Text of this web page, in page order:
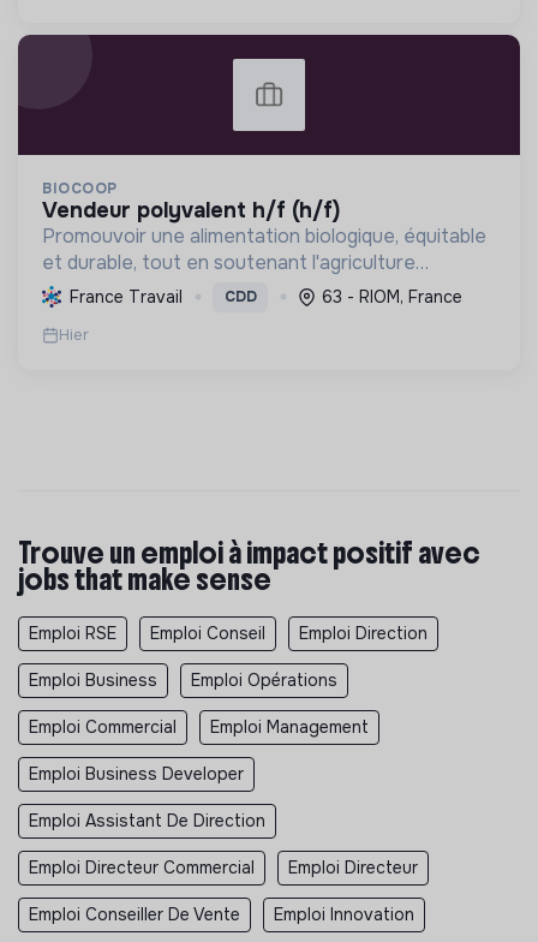
BIOCOOP
vendeur polyvalent h/f (h/f)
Promouvoir une alimentation biologique, équitable
et durable, tout en soutenant l'agriculture
paysanne, en réduisant les déchets et en agissant
pour une société plus juste et solidaire.
France Travail CDD 63 - RIOM, France
Hier
Trouve un emploi à impact positif avec
jobs that make sense
Emploi RSE Emploi Conseil Emploi Direction
Emploi Business Emploi Opérations
Emploi Commercial Emploi Management
Emploi Business Developer
Emploi Assistant De Direction
Emploi Directeur Commercial Emploi Directeur
Emploi Conseiller De Vente Emploi Innovation